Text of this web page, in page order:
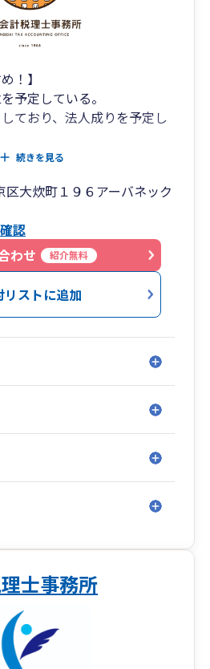
！】
予定している。
ており、法人成りを予定し
だきため全面サポート！】
資サポート
書士ご紹介
行政書士ご紹介
険労務士ご紹介
続きを見る
大炊町１９６アーバネック
認
わせ
紹介無料
リストに追加
士事務所